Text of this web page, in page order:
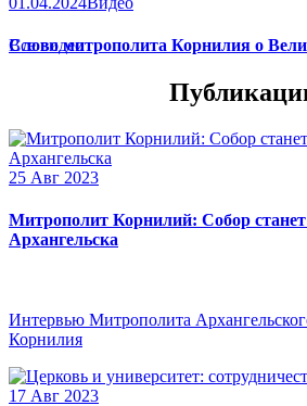
Слово митрополита Корнилия о
Все видео
25 Авг 2023
Митрополит Корнилий: Собор
Архангельска
Интервью Митрополита
Корнилия
17 Авг 2023